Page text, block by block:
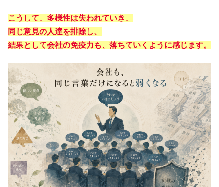
こうして、多様性は失われていき、
同じ意見の人達を排除し、
結果として会社の免疫力も、落ちていくように感じます。